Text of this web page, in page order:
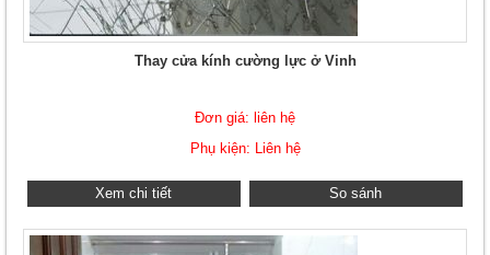
Thay cửa kính cường lực ở Vinh
Đơn giá: liên hệ
Phụ kiện: Liên hệ
Xem chi tiết So sánh